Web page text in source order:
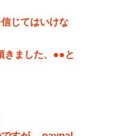
じてはいけな
きました、●●と